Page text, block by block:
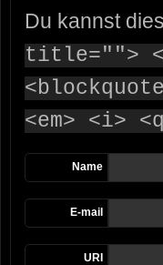
Du kannst
title="">
<em> <i>
Name
E-mail
URI